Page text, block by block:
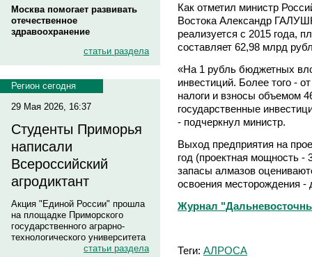
Москва помогает развивать
отечественное
здравоохранение
статьи раздела
Регион сегодня
29 Мая 2026, 16:37
Студенты Приморья
написали
Всероссийский
агродиктант
Акция "Единой России" прошла
на площадке Приморского
государственного аграрно-
технологического университета
статьи раздела
Как отметил министр
Востока Александр
реализуется с 2015 года,
составляет 62,98 млрд
«На 1 рубль бюджетных
инвестиций. Более того -
налоги и взносы объемом
государственные
- подчеркнул министр.
Выход предприятия на
год (проектная мощность
запасы алмазов
освоения месторождения -
Журнал
Теги: АЛРОСА